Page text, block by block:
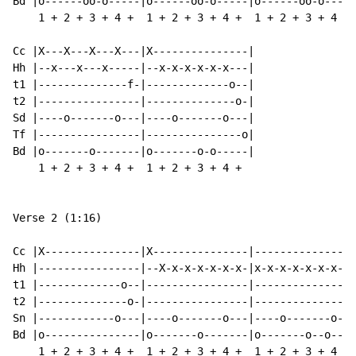
1 + 2 + 3 + 4 +  1 + 2 + 3 + 4 +  1 + 2 + 3 + 4
Cc |X---X---X---X---|X---------------|
Hh |--x---x---x-----|--x-x-x-x-x-x---|
t1 |--------------f-|-------------o--|
t2 |----------------|--------------o-|
Sd |----o-------o---|----o-------o---|
Tf |----------------|---------------o|
Bd |o-------o-------|o-------o-o-----|
    1 + 2 + 3 + 4 +  1 + 2 + 3 + 4 +
Verse 2 (1:16)
Cc |X---------------|X---------------
Hh |----------------|--X-x-x-x-x-x-x-|x-x-x-x-x-x-x-
t1 |-------------o--|----------------
t2 |--------------o-|----------------
Sn |------------o---|----o-------o---|----o-------
Bd |o---------------|o-------o-------|o-------o--o--
1 + 2 + 3 + 4 +  1 + 2 + 3 + 4 +  1 + 2 + 3 + 4